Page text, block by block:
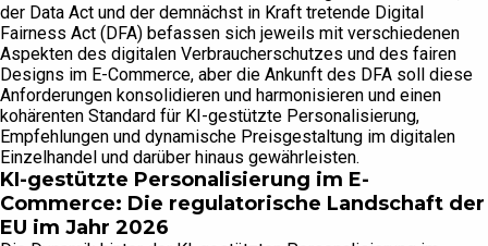
der Data Act und der demnächst in Kraft tretende Digital
Fairness Act (DFA) befassen sich jeweils mit verschiedenen
Aspekten des digitalen Verbraucherschutzes und des fairen
Designs im E-Commerce, aber die Ankunft des DFA soll diese
Anforderungen konsolidieren und harmonisieren und einen
kohärenten Standard für KI-gestützte Personalisierung,
Empfehlungen und dynamische Preisgestaltung im digitalen
Einzelhandel und darüber hinaus gewährleisten.
KI-gestützte Personalisierung im E-
Commerce: Die regulatorische Landschaft der
EU im Jahr 2026